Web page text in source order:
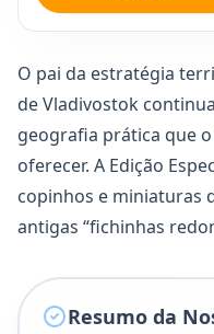
O pai da estratégia
de Vladivostok
geografia prática que
oferecer. A Edição
copinhos e miniaturas
antigas “fichinhas
Resumo da